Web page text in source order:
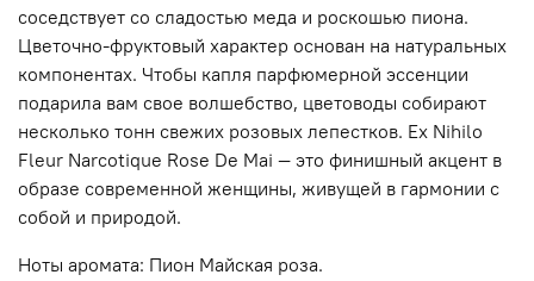
соседствует со сладостью меда и роскошью пиона.
Цветочно-фруктовый характер основан на натуральных
компонентах. Чтобы капля парфюмерной эссенции
подарила вам свое волшебство, цветоводы собирают
несколько тонн свежих розовых лепестков. Ex Nihilo
Fleur Narcotique Rose De Mai — это финишный акцент в
образе современной женщины, живущей в гармонии с
собой и природой.
Ноты аромата: Пион Майская роза.